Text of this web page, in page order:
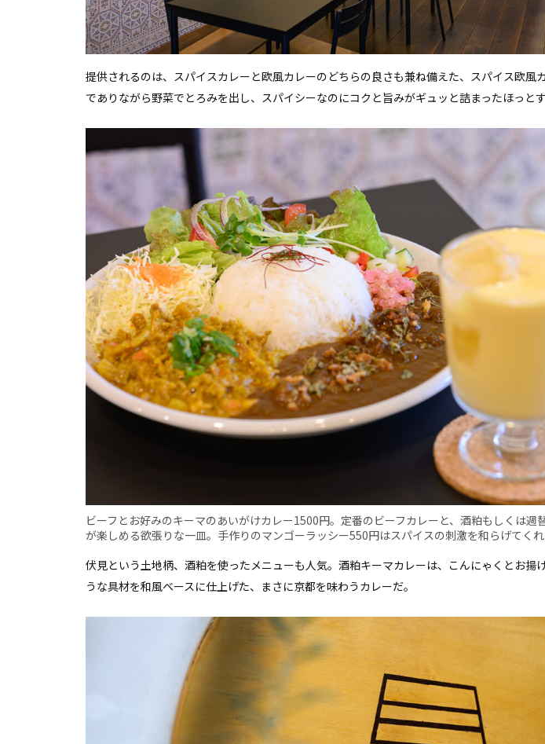
提供されるのは、スパイスカレーと欧風カレーのどちらの良さも兼ね備えた、スパイス欧風
でありながら野菜でとろみを出し、スパイシーなのにコクと旨みがギュッと詰まったほっとす
ビーフとお好みのキーマのあいがけカレー1500円。定番のビーフカレーと、酒粕もしくは週
が楽しめる欲張りな一皿。手作りのマンゴーラッシー550円はスパイスの刺激を和らげてく
伏見という土地柄、酒粕を使ったメニューも人気。酒粕キーマカレーは、こんにゃくとお揚
うな具材を和風ベースに仕上げた、まさに京都を味わうカレーだ。